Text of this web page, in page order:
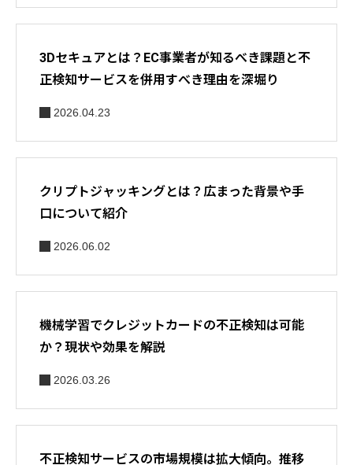
3Dセキュアとは？EC事業者が知るべき課題と不
正検知サービスを併用すべき理由を深堀り
2026.04.23
クリプトジャッキングとは？広まった背景や手
口について紹介
2026.06.02
機械学習でクレジットカードの不正検知は可能
か？現状や効果を解説
2026.03.26
不正検知サービスの市場規模は拡大傾向。推移